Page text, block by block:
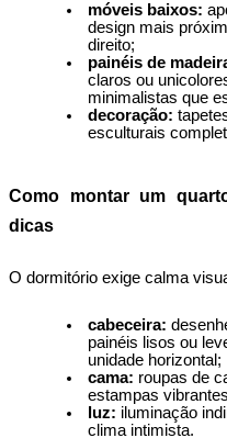
móveis baixos:
design mais
direito;
painéis de
claros ou
minimalistas que
decoração:
esculturais
Como montar um
dicas
O dormitório exige calma
cabeceira:
painéis lisos ou
unidade horizontal;
cama: roupas de
estampas
luz: iluminação
clima intimista.